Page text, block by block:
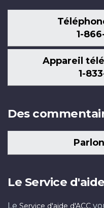
1-
Appareil
1-
Des
Le Service
Le Service d'aide d'ACC